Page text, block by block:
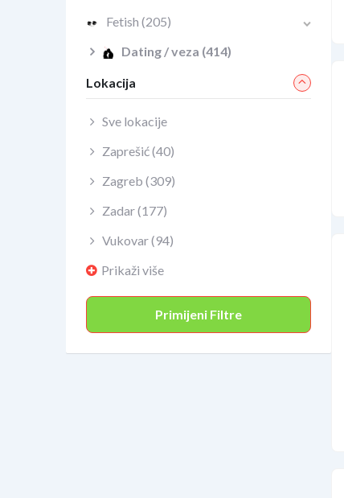
Fetish (205)
Dating / veza (414)
Lokacija
Sve lokacije
Zaprešić(40)
Zagreb (309)
Zadar(177)
Vukovar(94)
Prikaži više
Primijeni Filtre